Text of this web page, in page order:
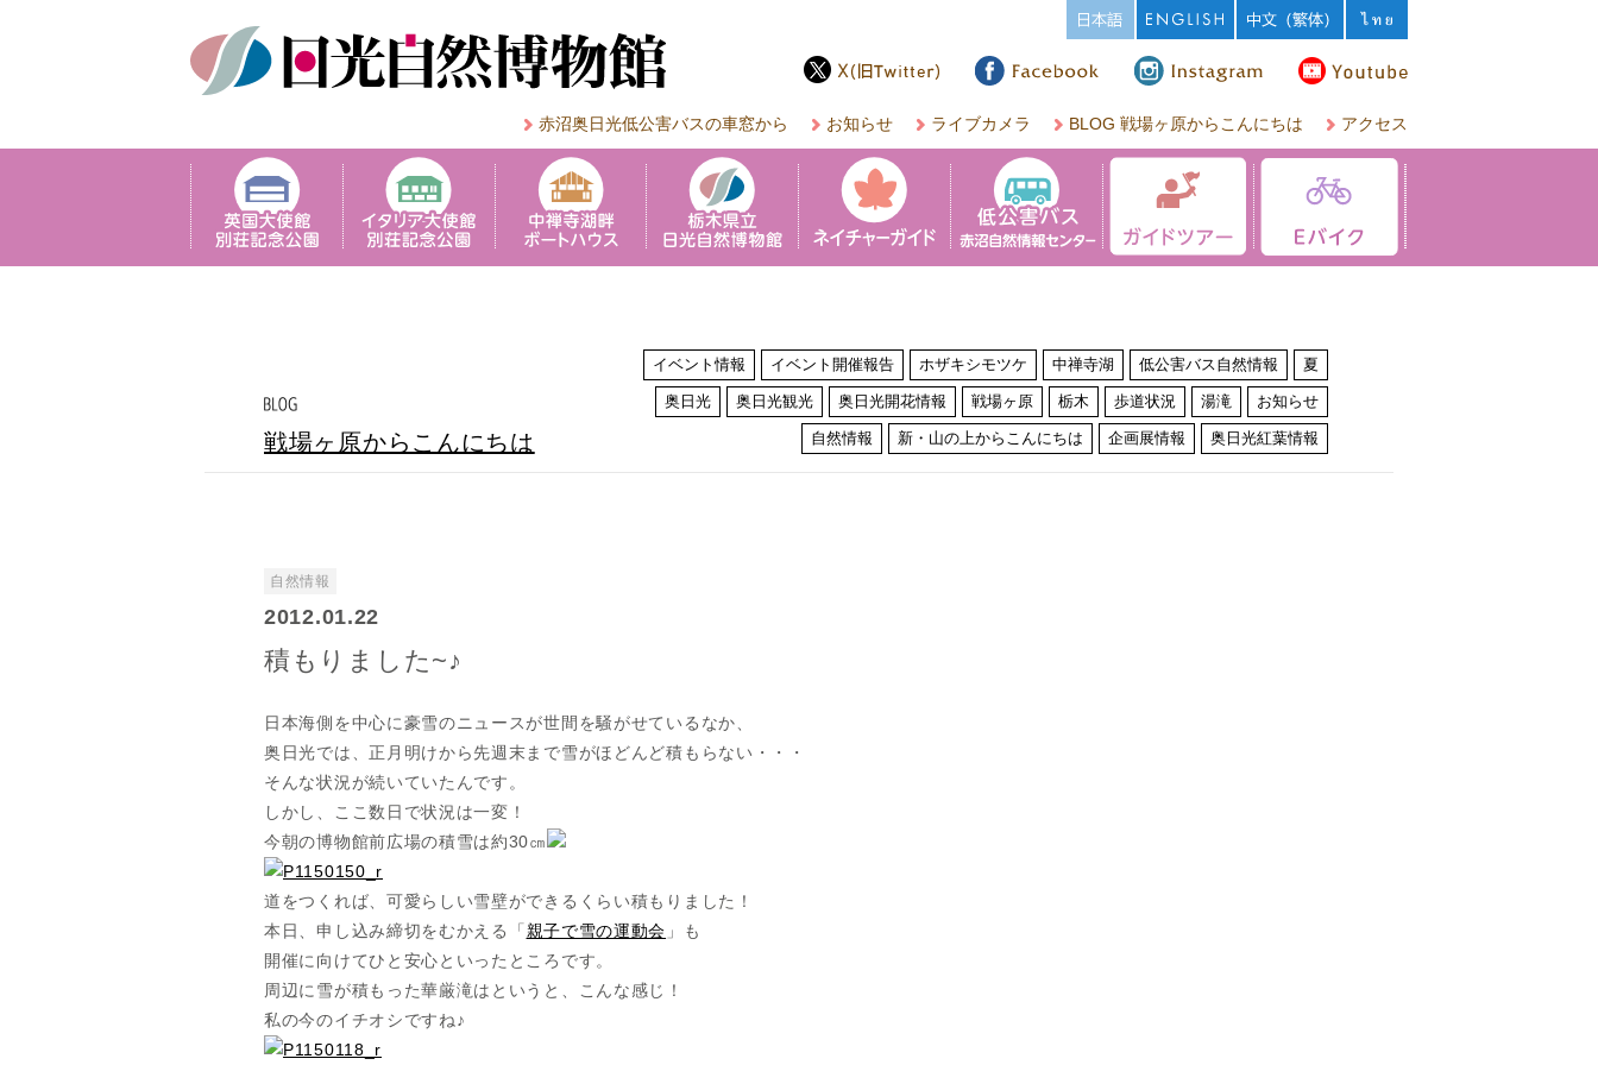
赤沼奥日光低公害バスの車窓から お知らせ ライブカメラ BLOG 戦場ヶ原からこんにちは アクセス
戦場ヶ原からこんにちは
イベント情報 イベント開催報告 ホザキシモツケ 中禅寺湖 低公害バス自然情報 夏
奥日光 奥日光観光 奥日光開花情報 戦場ヶ原 栃木 歩道状況 湯滝 お知らせ
自然情報 新・山の上からこんにちは 企画展情報 奥日光紅葉情報
自然情報
2012.01.22
積もりました~♪
日本海側を中心に豪雪のニュースが世間を騒がせているなか、
奥日光では、正月明けから先週末まで雪がほどんど積もらない・・・
そんな状況が続いていたんです。
しかし、ここ数日で状況は一変！
今朝の博物館前広場の積雪は約30㎝
道をつくれば、可愛らしい雪壁ができるくらい積もりました！
本日、申し込み締切をむかえる「 親子で雪の運動会 」も
開催に向けてひと安心といったところです。
周辺に雪が積もった華厳滝はというと、こんな感じ！
私の今のイチオシですね♪